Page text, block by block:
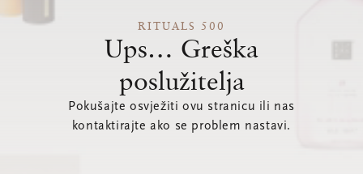
RITUALS 500
Ups… Greška
poslužitelja
Pokušajte osvježiti ovu stranicu ili nas
kontaktirajte ako se problem nastavi.